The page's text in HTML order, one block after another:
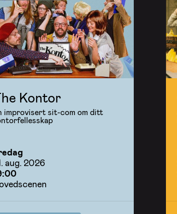
Kontor
improvisert sit-com om ditt
aug. 2026